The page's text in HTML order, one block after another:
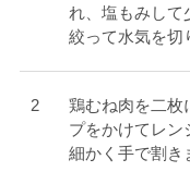
れ、塩もみして
絞って水気を切
鶏むね肉を二枚
プをかけてレン
細かく手で割き